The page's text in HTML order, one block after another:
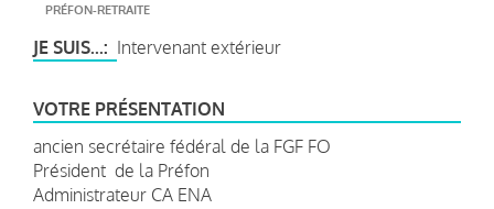
PRÉFON-RETRAITE
JE SUIS... Intervenant extérieur
VOTRE PRÉSENTATION
ancien secrétaire fédéral de la FGF FO
Président de la Préfon
Administrateur CA ENA